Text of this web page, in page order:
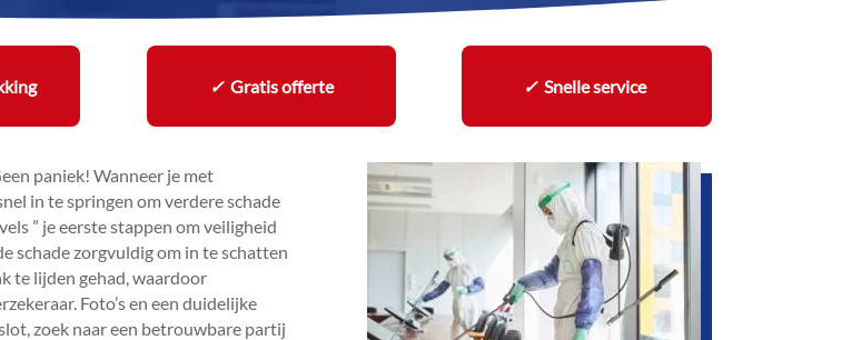
✓Gratis offerte ✓Snelle service
paniek! Wanneer je met
in te springen om verdere schade
” je eerste stappen om veiligheid
schade zorgvuldig om in te schatten
te lijden gehad, waardoor
Foto’s en een duidelijke
zoek naar een betrouwbare partij